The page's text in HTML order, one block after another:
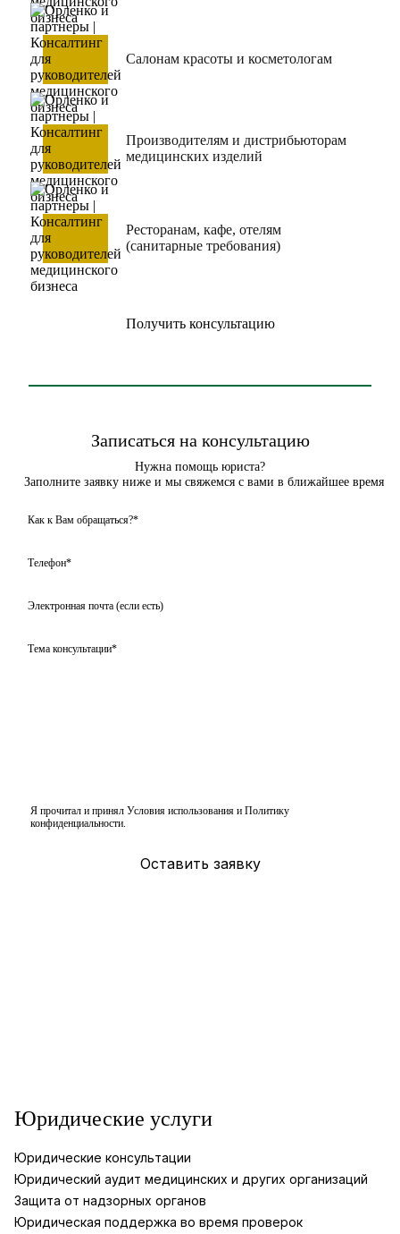
Салонам красоты и косметологам
Производителям и дистрибьюторам
медицинских изделий
Ресторанам, кафе, отелям
(санитарные требования)
Получить консультацию
Записаться на консультацию
Нужна помощь юриста?
Заполните заявку ниже и мы свяжемся с вами в ближайшее время
Я прочитал и принял Условия использования и Политику
конфиденциальности.
Юридические услуги
Юридические консультации
Юридический аудит медицинских и других организаций
Защита от надзорных органов
Юридическая поддержка во время проверок